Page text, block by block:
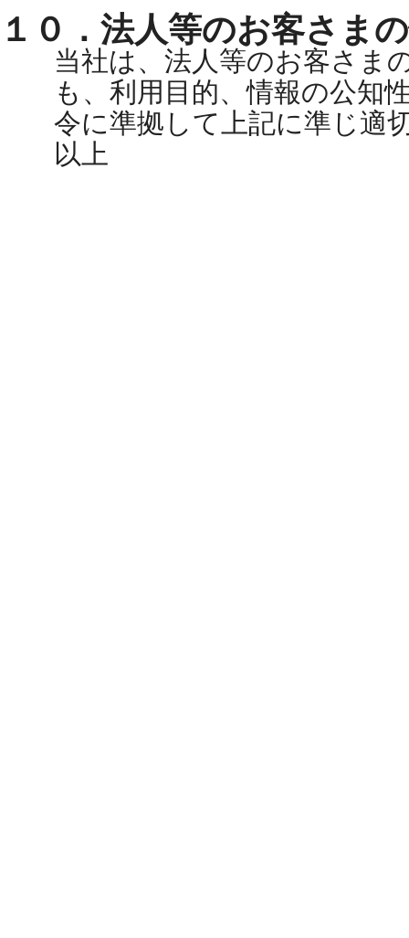
０．法人等のお客さま
当社は、法人等のお客さま
も、利用目的、情報の公知
令に準拠して上記に準じ適
以上